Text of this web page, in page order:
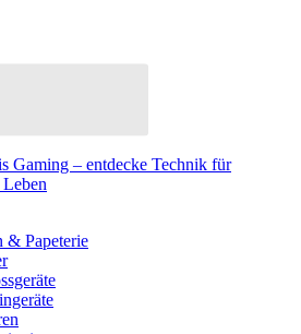
Gaming – entdecke Technik für
& Papeterie